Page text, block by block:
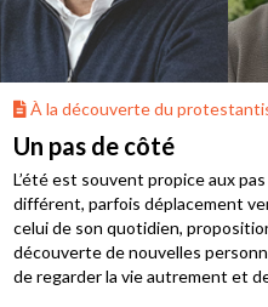
protestantisme dans nos régions
aux pas de côté. Rythme
vers d’autres lieux que
propositions de ressourcement,
personnes, autant d’occasions
et de se reconnecter à